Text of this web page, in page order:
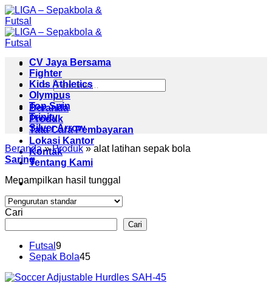
Skip
to
content
Pencarian
untuk:
Beranda
Produk
Tata Cara Pembayaran
Lokasi Kantor
Kontak
Tentang Kami
CV Jaya Bersama
Fighter
Kids Athletics
Olympus
Top Spin
Trinity
Silver Arrow
Beranda » Produk » alat latihan sepak bola
Saring
Menampilkan hasil tunggal
Cari
Cari
Futsal 99
Produk
Sepak Bola4545